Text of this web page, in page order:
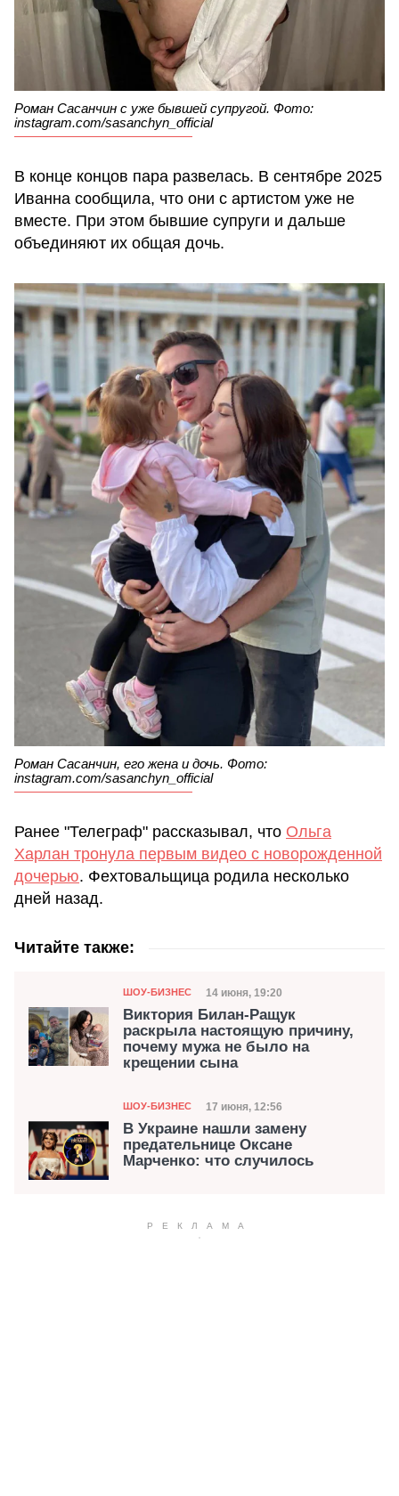
Роман Сасанчин с уже бывшей супругой. Фото:
instagram.com/sasanchyn_official
В конце концов пара развелась. В сентябре 2025
Иванна сообщила, что они с артистом уже не
вместе. При этом бывшие супруги и дальше
объединяют их общая дочь.
Роман Сасанчин, его жена и дочь. Фото:
instagram.com/sasanchyn_official
Ранее "Телеграф" рассказывал, что Ольга
Харлан тронула первым видео с новорожденной
дочерью. Фехтовальщица родила несколько
дней назад.
Читайте также:
Категория
ШОУ-БИЗНЕС Дата публикации
14 июня, 19:20
Виктория Билан-Ращук
раскрыла настоящую причину,
почему мужа не было на
крещении сына
Категория
ШОУ-БИЗНЕС Дата публикации
17 июня, 12:56
В Украине нашли замену
предательнице Оксане
Марченко: что случилось